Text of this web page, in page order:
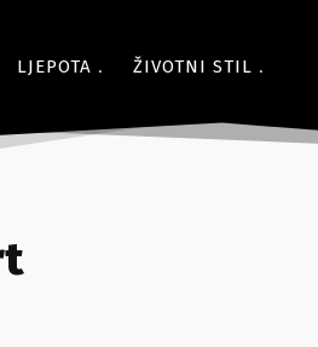
LJEPOTA ŽIVOTNI STIL